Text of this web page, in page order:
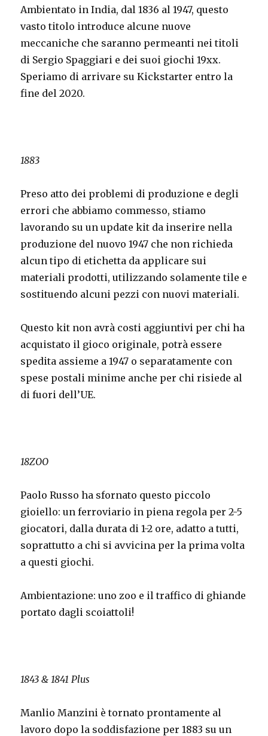
Ambientato in India, dal 1836 al 1947, questo
vasto titolo introduce alcune nuove
meccaniche che saranno permeanti nei titoli
di Sergio Spaggiari e dei suoi giochi 19xx.
Speriamo di arrivare su Kickstarter entro la
fine del 2020.
1883
Preso atto dei problemi di produzione e degli
errori che abbiamo commesso, stiamo
lavorando su un update kit da inserire nella
produzione del nuovo 1947 che non richieda
alcun tipo di etichetta da applicare sui
materiali prodotti, utilizzando solamente tile e
sostituendo alcuni pezzi con nuovi materiali.
Questo kit non avrà costi aggiuntivi per chi ha
acquistato il gioco originale, potrà essere
spedita assieme a 1947 o separatamente con
spese postali minime anche per chi risiede al
di fuori dell’UE.
18ZOO
Paolo Russo ha sfornato questo piccolo
gioiello: un ferroviario in piena regola per 2-5
giocatori, dalla durata di 1-2 ore, adatto a tutti,
soprattutto a chi si avvicina per la prima volta
a questi giochi.
Ambientazione: uno zoo e il traffico di ghiande
portato dagli scoiattoli!
1843 & 1841 Plus
Manlio Manzini è tornato prontamente al
lavoro dopo la soddisfazione per 1883 su un